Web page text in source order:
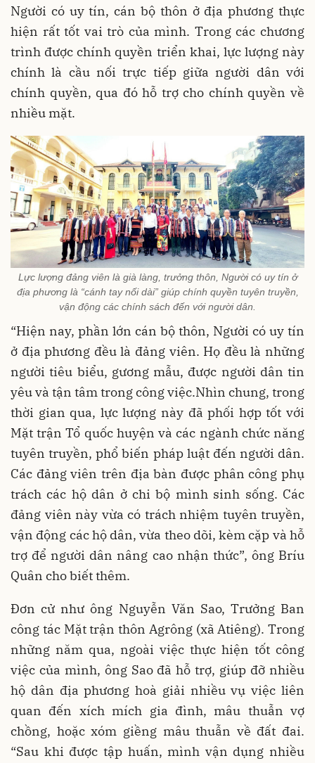
Người có uy tín, cán bộ thôn ở địa phương thực
hiện rất tốt vai trò của mình. Trong các chương
trình được chính quyền triển khai, lực lượng này
chính là cầu nối trực tiếp giữa người dân với
chính quyền, qua đó hỗ trợ cho chính quyền về
nhiều mặt.
Lực lượng đảng viên là già làng, trưởng thôn, Người có uy tín ở
địa phương là “cánh tay nối dài” giúp chính quyền tuyên truyền,
vận động các chính sách đến với người dân.
“Hiện nay, phần lớn cán bộ thôn, Người có uy tín
ở địa phương đều là đảng viên. Họ đều là những
người tiêu biểu, gương mẫu, được người dân tin
yêu và tận tâm trong công việc.Nhìn chung, trong
thời gian qua, lực lượng này đã phối hợp tốt với
Mặt trận Tổ quốc huyện và các ngành chức năng
tuyên truyền, phổ biến pháp luật đến người dân.
Các đảng viên trên địa bàn được phân công phụ
trách các hộ dân ở chi bộ mình sinh sống. Các
đảng viên này vừa có trách nhiệm tuyên truyền,
vận động các hộ dân, vừa theo dõi, kèm cặp và hỗ
trợ để người dân nâng cao nhận thức”, ông Bríu
Quân cho biết thêm.
Đơn cử như ông Nguyễn Văn Sao, Trưởng Ban
công tác Mặt trận thôn Agrông (xã Atiêng). Trong
những năm qua, ngoài việc thực hiện tốt công
việc của mình, ông Sao đã hỗ trợ, giúp đỡ nhiều
hộ dân địa phương hoà giải nhiều vụ việc liên
quan đến xích mích gia đình, mâu thuẫn vợ
chồng, hoặc xóm giềng mâu thuẫn về đất đai.
“Sau khi được tập huấn, mình vận dụng nhiều